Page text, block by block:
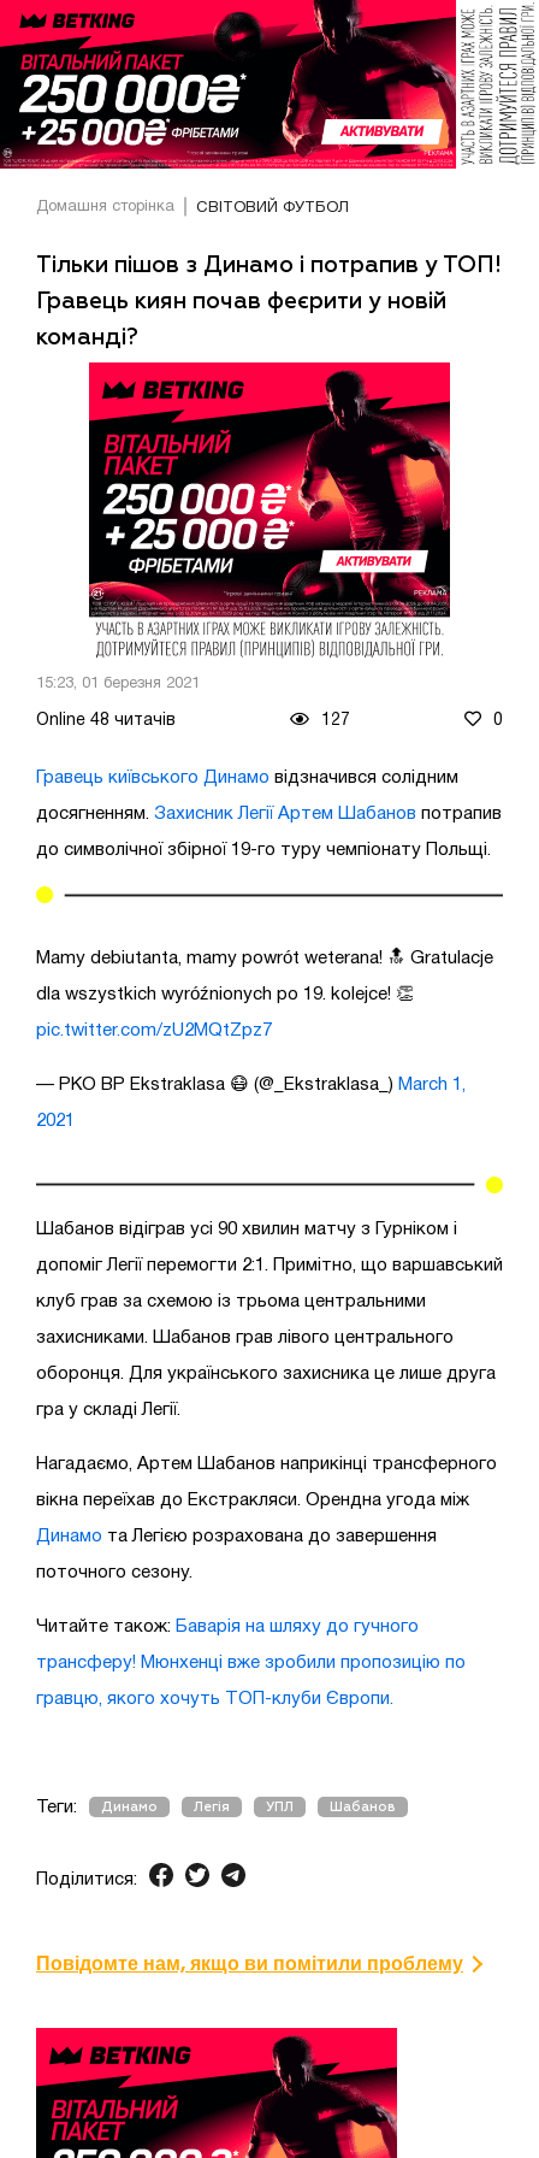
Домашня сторінка СВІТОВИЙ ФУТБОЛ
Тільки пішов з Динамо і потрапив у ТОП!
Гравець киян почав феєрити у новій
команді?
15:23, 01 березня 2021
Online 48 читачів 127 0
Гравець київського Динамо відзначився солідним
досягненням. Захисник Легії Артем Шабанов потрапив
до символічної збірної 19-го туру чемпіонату Польщі.
Mamy debiutanta, mamy powrót weterana! 🔝 Gratulacje
dla wszystkich wyróźnionych po 19. kolejce! 👏
pic.twitter.com/zU2MQtZpz7
— PKO BP Ekstraklasa 😷 (@_Ekstraklasa_) March 1,
2021
Шабанов відіграв усі 90 хвилин матчу з Гурніком і
допоміг Легії перемогти 2:1. Примітно, що варшавський
клуб грав за схемою із трьома центральними
захисниками. Шабанов грав лівого центрального
оборонця. Для українського захисника це лише друга
гра у складі Легії.
Нагадаємо, Артем Шабанов наприкінці трансферного
вікна переїхав до Екстракляси. Орендна угода між
Динамо та Легією розрахована до завершення
поточного сезону.
Читайте також: Баварія на шляху до гучного
трансферу! Мюнхенці вже зробили пропозицію по
гравцю, якого хочуть ТОП-клуби Європи.
Теги: Динамо Легія УПЛ Шабанов
Поділитися:
Повідомте нам, якщо ви помітили проблему